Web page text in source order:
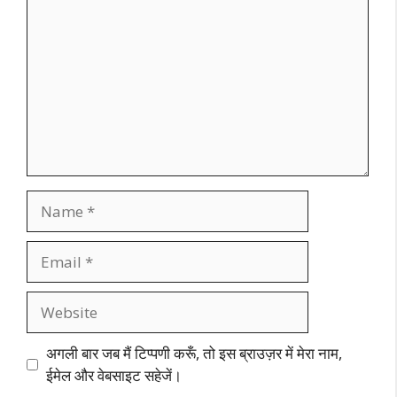
अगली बार जब मैं टिप्पणी करूँ, तो इस ब्राउज़र में मेरा नाम,
ईमेल और वेबसाइट सहेजें।